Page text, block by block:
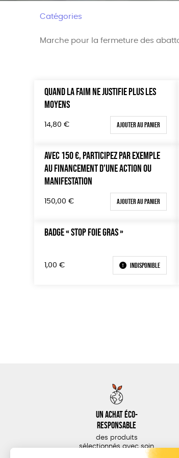
Catégories
Marche pour la fermeture des
Trier par
Par défaut
Popularité
Prix : du + cher au - cher
Disponibilité
QUAND LA FAIM NE JUSTIFIE PLUS LES
MOYENS
14,80 € Ajouter au panier
AVEC 150 €, PARTICIPEZ PAR EXEMPLE
AU FINANCEMENT D’UNE ACTION OU
MANIFESTATION
150,00 € Ajouter au panier
BADGE « STOP FOIE GRAS »
1,00 € Indisponible
Un achat éco-
responsable
des produits
sélectionnés avec soin